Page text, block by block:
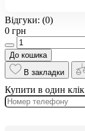
Відгуки: (0)
0 грн
До кошика
В закладки
Купити в один клік